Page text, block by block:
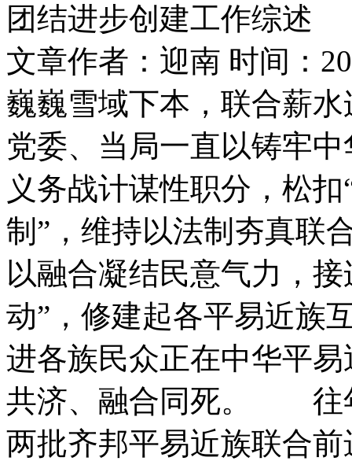
团结进步创建工作综述
文章作者：迎南 时间：
巍巍雪域下本，联合薪
党委、当局一直以铸牢
义务战计谋性职分，松
制”，维持以法制夯真联
以融合凝结民意气力，
动”，修建起各平易近族
进各族民众正在中华平
共济、融合同死。
往年
两批齐邦平易近族联合